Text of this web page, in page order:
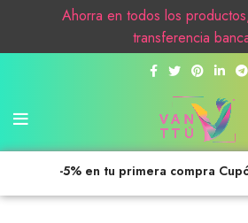
-5% en tu primera compra
Ahorra en todos los
transferencia